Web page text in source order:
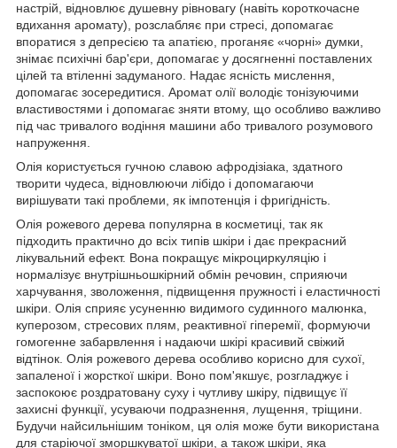
настрій, відновлює душевну рівновагу (навіть короткочасне
вдихання аромату), розслабляє при стресі, допомагає
впоратися з депресією та апатією, проганяє «чорні» думки,
знімає психічні бар'єри, допомагає у досягненні поставлених
цілей та втіленні задуманого. Надає ясність мислення,
допомагає зосередитися. Аромат олії володіє тонізуючими
властивостями і допомагає зняти втому, що особливо важливо
під час тривалого водіння машини або тривалого розумового
напруження.
Олія користується гучною славою афродізіака, здатного
творити чудеса, відновлюючи лібідо і допомагаючи
вирішувати такі проблеми, як імпотенція і фригідність.
Олія рожевого дерева популярна в косметиці, так як
підходить практично до всіх типів шкіри і дає прекрасний
лікувальний ефект. Вона покращує мікроциркуляцію і
нормалізує внутрішньошкірний обмін речовин, сприяючи
харчування, зволоження, підвищення пружності і еластичності
шкіри. Олія сприяє усуненню видимого судинного малюнка,
куперозом, стресових плям, реактивної гіперемії, формуючи
гомогенне забарвлення і надаючи шкірі красивий свіжий
відтінок. Олія рожевого дерева особливо корисно для сухої,
запаленої і жорсткої шкіри. Воно пом'якшує, розгладжує і
заспокоює роздратовану суху і чутливу шкіру, підвищує її
захисні функції, усуваючи подразнення, лущення, тріщини.
Будучи найсильнішим тоніком, ця олія може бути використана
для старіючої зморшкуватої шкіри, а також шкіри, яка